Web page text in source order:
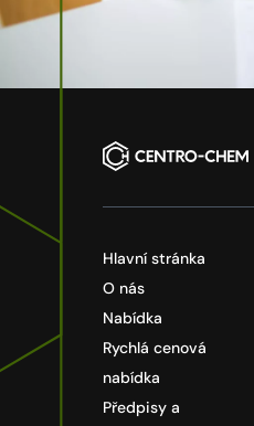
Hlavní stránka
O nás
Nabídka
Rychlá cenová
nabídka
Předpisy a